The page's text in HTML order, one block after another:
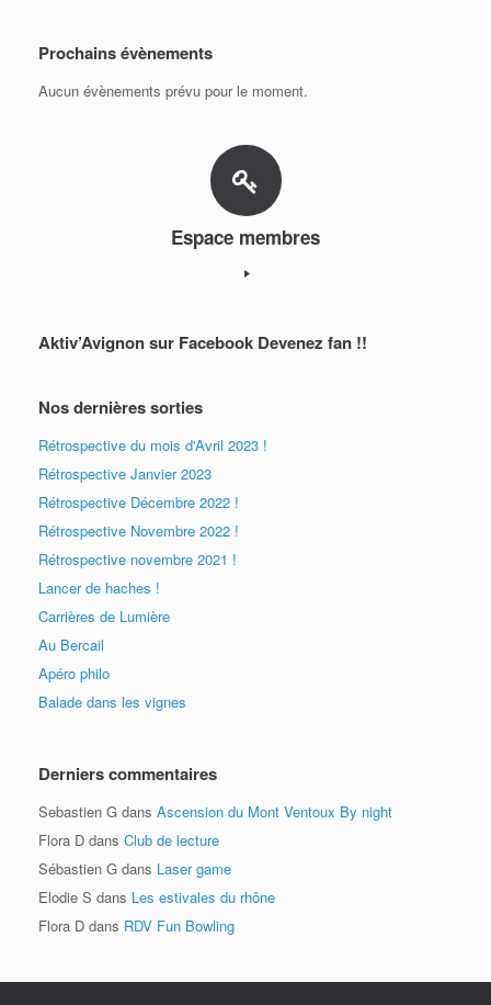
Prochains évènements
Aucun évènements prévu pour le moment.
Espace membres
Aktiv’Avignon sur Facebook Devenez fan !!
Nos dernières sorties
Rétrospective du mois d'Avril 2023 !
Rétrospective Janvier 2023
Rétrospective Décembre 2022 !
Rétrospective Novembre 2022 !
Rétrospective novembre 2021 !
Lancer de haches !
Carrières de Lumière
Au Bercail
Apéro philo
Balade dans les vignes
Derniers commentaires
Sebastien G dans Ascension du Mont Ventoux By night
Flora D dans Club de lecture
Sébastien G dans Laser game
Elodie S dans Les estivales du rhône
Flora D dans RDV Fun Bowling